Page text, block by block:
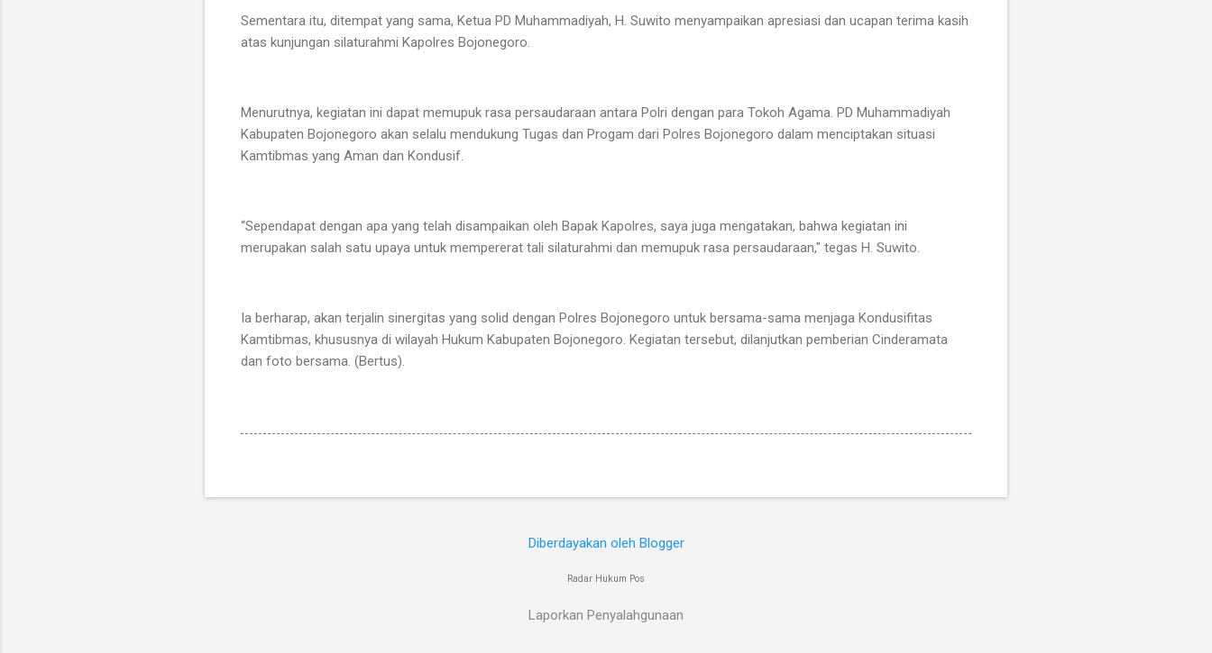
Sementara itu, ditempat yang sama, Ketua PD Muhammadiyah, H. Suwito menyampaikan apresiasi dan ucapan terima kasih
atas kunjungan silaturahmi Kapolres Bojonegoro.
Menurutnya, kegiatan ini dapat memupuk rasa persaudaraan antara Polri dengan para Tokoh Agama. PD Muhammadiyah
Kabupaten Bojonegoro akan selalu mendukung Tugas dan Progam dari Polres Bojonegoro dalam menciptakan situasi
Kamtibmas yang Aman dan Kondusif.
“Sependapat dengan apa yang telah disampaikan oleh Bapak Kapolres, saya juga mengatakan, bahwa kegiatan ini
merupakan salah satu upaya untuk mempererat tali silaturahmi dan memupuk rasa persaudaraan," tegas H. Suwito.
Ia berharap, akan terjalin sinergitas yang solid dengan Polres Bojonegoro untuk bersama-sama menjaga Kondusifitas
Kamtibmas, khususnya di wilayah Hukum Kabupaten Bojonegoro. Kegiatan tersebut, dilanjutkan pemberian Cinderamata
dan foto bersama. (Bertus).
Diberdayakan oleh Blogger
Radar Hukum Pos
Laporkan Penyalahgunaan